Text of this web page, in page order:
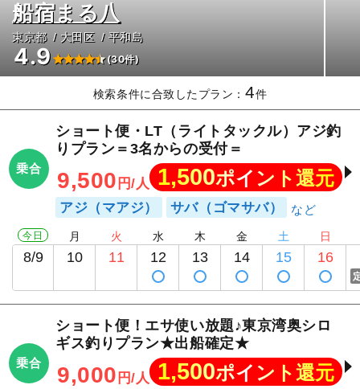
船宿まる八
東京都 大田区 平和島
4.9 (30件)
検索条件に合致したプラン：4件
乗合
ショート便・LT（ライトタックル）アジ釣
りプラン＝3名からの受付＝
9,500 円/人 1,500ポイント還元
アジ（マアジ） サバ（ゴマサバ）
今日
8/9
月
10
火
11
水
12
木
13
金
14
土
15
日
16
乗合
ショート便！エサ使い放題♪東京湾奥シロ
ギス釣りプラン★出船確定★
9,000 円/人 1,500ポイント還元